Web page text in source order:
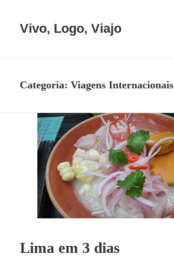
Vivo, Logo, Viajo
Categoria:Viagens Internacionais
Lima em 3 dias